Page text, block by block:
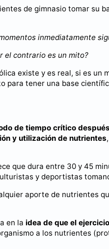
de gimnasio tomar su
inmediatamente
el contrario es un mito?
existe y es real, si es un
para tener una base
de tiempo crítico
y utilización de nutrientes
que dura entre 30 y 45
y deportistas
aporte de nutrientes
en la idea de que el
a los nutrientes